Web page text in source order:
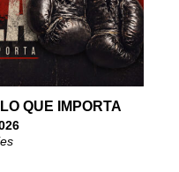
QUE IMPORTA